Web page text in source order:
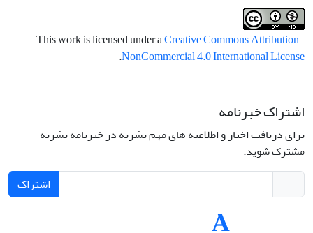
This work is licensed under aCreative Commons Attribution-
NonCommercial 4.0 International License
.
اشتراک خبرنامه
برای دریافت اخبار و اطلاعیه های مهم نشریه در خبرنامه نشریه
مشترک شوید.
اشتراک